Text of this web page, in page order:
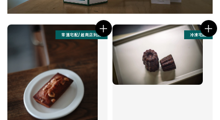
常溫宅配/超商店到店 冷凍宅配